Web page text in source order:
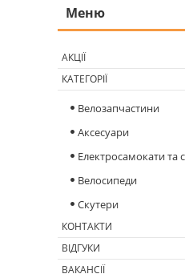
АКЦІЇ
КАТЕГОРІЇ
Велозапчастини
Аксесуари
Електросамокати та
Велосипеди
Скутери
КОНТАКТИ
ВІДГУКИ
ВАКАНСІЇ